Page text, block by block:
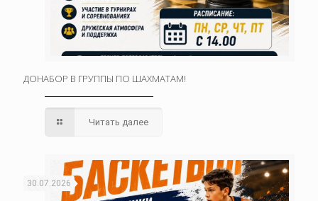
ДОНАБОР В ГРУППЫ ПО ШАХМАТАМ!
Читать далее
30.07.2026